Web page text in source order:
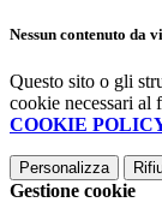
Nessun contenuto da
Questo sito o gli
cookie necessari al
COOKIE
Personalizza
Gestione cookie